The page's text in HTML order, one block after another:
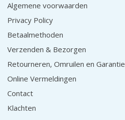
Algemene voorwaarden
Privacy Policy
Betaalmethoden
Verzenden & Bezorgen
Retourneren, Omruilen en Garantie
Online Vermeldingen
Contact
Klachten